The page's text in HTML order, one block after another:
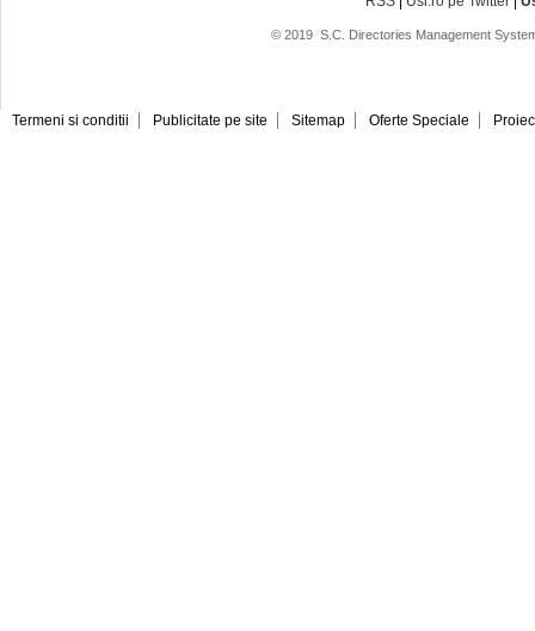
© 2019 S.C. Directories Management
Termeni si conditii Publicitate pe site Sitemap Oferte Speciale